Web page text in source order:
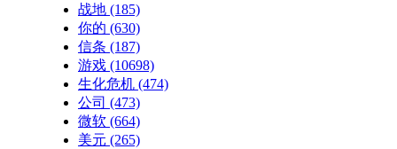
战地 (185)
你的 (630)
信条 (187)
游戏 (10698)
生化危机 (474)
公司 (473)
微软 (664)
美元 (265)